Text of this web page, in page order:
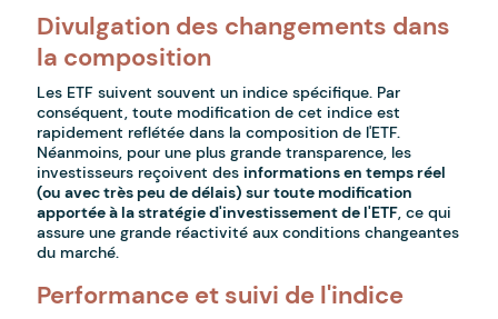
Divulgation des changements dans
la composition
Les ETF suivent souvent un indice spécifique. Par
conséquent, toute modification de cet indice est
rapidement reflétée dans la composition de l'ETF.
Néanmoins, pour une plus grande transparence, les
investisseurs reçoivent desinformations en temps réel
(ou avec très peu de délais) sur toute modification
apportée à la stratégie d'investissement de l'ETF, ce qui
assure une grande réactivité aux conditions changeantes
du marché.
Performance et suivi de l'indice